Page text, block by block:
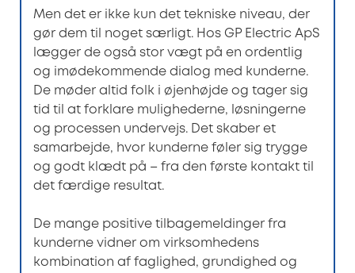
Men det er ikke kun det tekniske niveau, der
gør dem til noget særligt. Hos GP Electric ApS
lægger de også stor vægt på en ordentlig
og imødekommende dialog med kunderne.
De møder altid folk i øjenhøjde og tager sig
tid til at forklare mulighederne, løsningerne
og processen undervejs. Det skaber et
samarbejde, hvor kunderne føler sig trygge
og godt klædt på – fra den første kontakt til
det færdige resultat.
De mange positive tilbagemeldinger fra
kunderne vidner om virksomhedens
kombination af faglighed, grundighed og